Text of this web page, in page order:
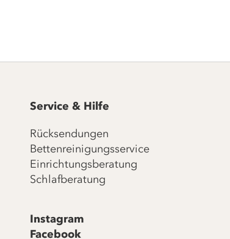
Service & Hilfe
Rücksendungen
Bettenreinigungsservice
Einrichtungsberatung
Schlafberatung
Instagram
Facebook